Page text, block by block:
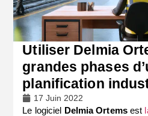
Utiliser Delmia
grandes phases
planification
17 Juin 2022
Le logiciel Delmia Ortemsest